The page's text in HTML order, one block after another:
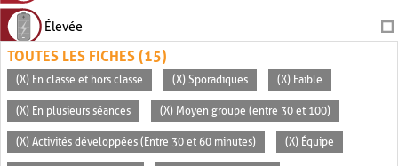
Élevée
TOUTES LES FICHES (15)
(X) En classe et hors classe (X) Sporadiques (X) Faible
(X) En plusieurs séances (X) Moyen groupe (entre 30 et 100)
(X) Activités développées (Entre 30 et 60 minutes) (X) Équipe